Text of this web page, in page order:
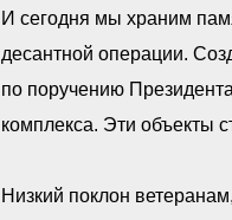
И сегодня мы храним
десантной операции.
по поручению
комплекса. Эти объекты
Низкий поклон